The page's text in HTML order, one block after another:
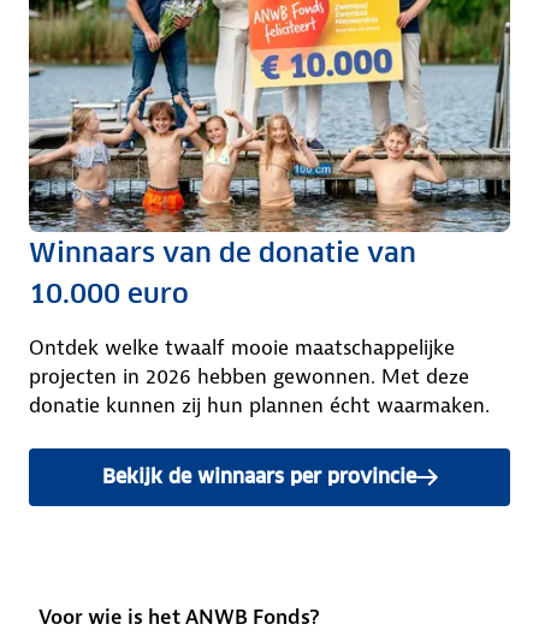
Winnaars van de donatie van
10.000 euro
Ontdek welke twaalf mooie maatschappelijke
projecten in 2026 hebben gewonnen. Met deze
donatie kunnen zij hun plannen écht waarmaken.
Bekijk de winnaars per provincie
Voor wie is het ANWB Fonds?